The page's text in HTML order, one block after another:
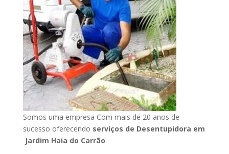
Somos uma empresa Com mais de 20 anos de
sucesso oferecendo serviços de Desentupidora em
Jardim Haia do Carrão.